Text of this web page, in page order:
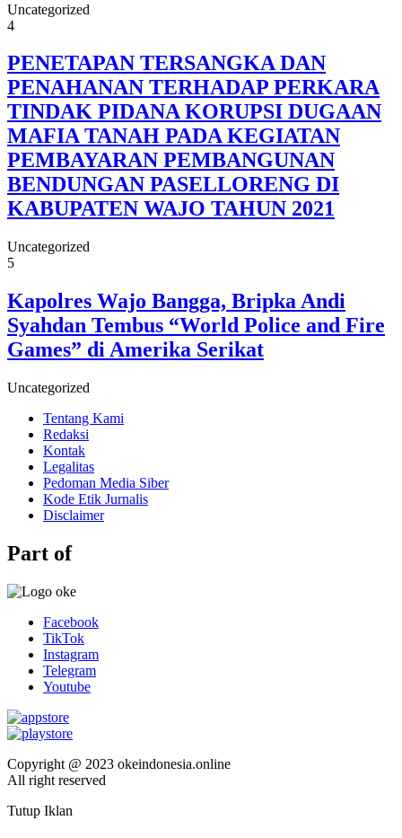
Uncategorized
4
PENETAPAN TERSANGKA DAN
PENAHANAN TERHADAP PERKARA
TINDAK PIDANA KORUPSI DUGAAN
MAFIA TANAH PADA KEGIATAN
PEMBAYARAN PEMBANGUNAN
BENDUNGAN PASELLORENG DI
KABUPATEN WAJO TAHUN 2021
Uncategorized
5
Kapolres Wajo Bangga, Bripka Andi
Syahdan Tembus “World Police and Fire
Games” di Amerika Serikat
Uncategorized
Tentang Kami
Redaksi
Kontak
Legalitas
Pedoman Media Siber
Kode Etik Jurnalis
Disclaimer
Part of
Facebook
TikTok
Instagram
Telegram
Youtube
Copyright @ 2023 okeindonesia.online
All right reserved
Tutup Iklan